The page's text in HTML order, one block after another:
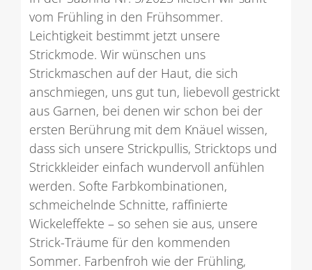
vom Frühling in den Frühsommer.
Leichtigkeit bestimmt jetzt unsere
Strickmode. Wir wünschen uns
Strickmaschen auf der Haut, die sich
anschmiegen, uns gut tun, liebevoll gestrickt
aus Garnen, bei denen wir schon bei der
ersten Berührung mit dem Knäuel wissen,
dass sich unsere Strickpullis, Stricktops und
Strickkleider einfach wundervoll anfühlen
werden. Softe Farbkombinationen,
schmeichelnde Schnitte, raffinierte
Wickeleffekte – so sehen sie aus, unsere
Strick-Träume für den kommenden
Sommer. Farbenfroh wie der Frühling,